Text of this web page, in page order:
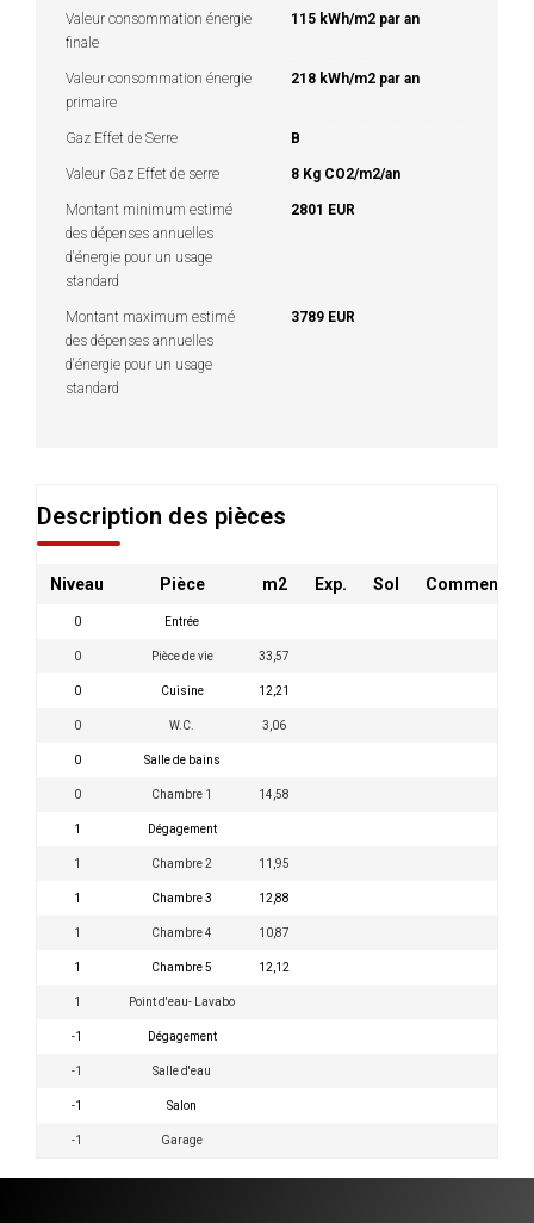
Valeur consommation énergie
finale
115 kWh/m2 par an
Valeur consommation énergie
primaire
218 kWh/m2 par an
Gaz Effet de Serre B
Valeur Gaz Effet de serre 8 Kg CO2/m2/an
Montant minimum estimé
des dépenses annuelles
d'énergie pour un usage
standard
2801 EUR
Montant maximum estimé
des dépenses annuelles
d'énergie pour un usage
standard
3789 EUR
Description des pièces
Niveau Pièce m2 Exp. Sol
0 Entrée
0 Pièce de vie 33,57
0 Cuisine 12,21
0 W.C. 3,06
0 Salle de bains
0 Chambre 1 14,58
1 Dégagement
1 Chambre 2 11,95
1 Chambre 3 12,88
1 Chambre 4 10,87
1 Chambre 5 12,12
1 Point d'eau- Lavabo
-1 Dégagement
-1 Salle d'eau
-1 Salon
-1 Garage